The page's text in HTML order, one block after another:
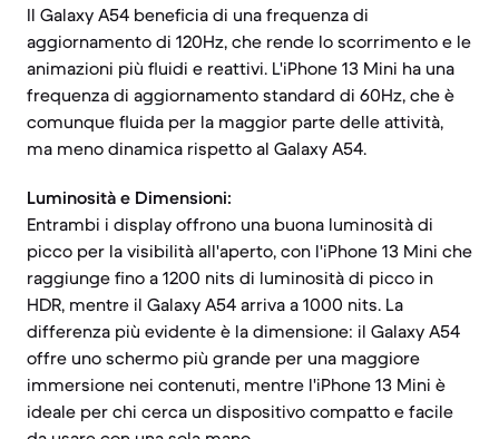
Il Galaxy A54 beneficia di una frequenza di
aggiornamento di 120Hz, che rende lo scorrimento e le
animazioni più fluidi e reattivi. L'iPhone 13 Mini ha una
frequenza di aggiornamento standard di 60Hz, che è
comunque fluida per la maggior parte delle attività,
ma meno dinamica rispetto al Galaxy A54.
Luminosità e Dimensioni:
Entrambi i display offrono una buona luminosità di
picco per la visibilità all'aperto, con l'iPhone 13 Mini che
raggiunge fino a 1200 nits di luminosità di picco in
HDR, mentre il Galaxy A54 arriva a 1000 nits. La
differenza più evidente è la dimensione: il Galaxy A54
offre uno schermo più grande per una maggiore
immersione nei contenuti, mentre l'iPhone 13 Mini è
ideale per chi cerca un dispositivo compatto e facile